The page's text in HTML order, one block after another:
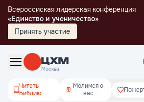
Всероссиская лидерская конференция
«Единство и ученичество»
Принять участие
Москва
Читать
Библию
Молимся о
вас